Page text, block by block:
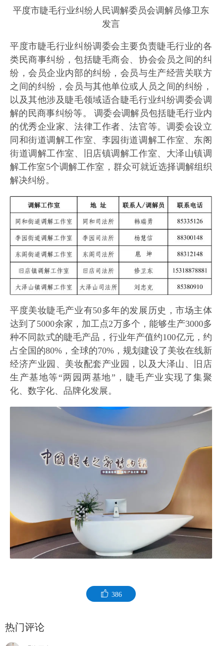
平度市睫毛行业纠纷人民调解委员会调解员修卫东
发言
平度市睫毛行业纠纷调委会主要负责睫毛行业的各
类民商事纠纷，包括睫毛商会、协会会员之间的纠
纷，会员企业内部的纠纷，会员与生产经营关联方
之间的纠纷，会员与其他单位或人员之间的纠纷，
以及其他涉及睫毛领域适合睫毛行业纠纷调委会调
解的民商事纠纷等。 调委会调解员包括睫毛行业内
的优秀企业家、法律工作者、法官等。调委会设立
同和街道调解工作室、李园街道调解工作室、东阁
街道调解工作室、旧店镇调解工作室、大泽山镇调
解工作室5个调解工作室，群众可就近选择调解组织
解决纠纷。
平度美妆睫毛产业有50多年的发展历史，市场主体
达到了5000余家，加工点2万多个，能够生产3000多
种不同款式的睫毛产品，行业年产值约100亿元，约
占全国的80%，全球的70%，规划建设了美妆在线新
经济产业园、美妆配套产业园，以及大泽山、旧店
生产基地等“两园两基地”，睫毛产业实现了集聚
化、数字化、品牌化发展。
386
热门评论